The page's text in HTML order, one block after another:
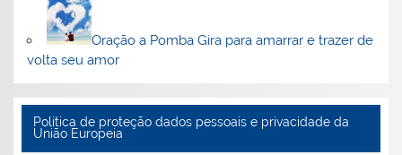
Oração a Pomba Gira para amarrar e trazer de
volta seu amor
Politica de proteção dados pessoais e privacidade da
União Europeia